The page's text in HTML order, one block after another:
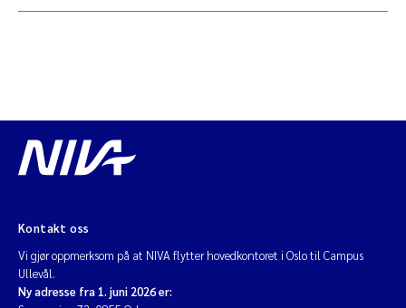
Kontakt oss
Vi gjør oppmerksom på at NIVA flytter hovedkontoret i Oslo til Campus
Ullevål.
Ny adresse fra 1. juni 2026 er: